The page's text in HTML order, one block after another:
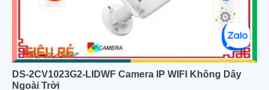
DS-2CV1023G2-LIDWF Camera IP WIFI Không Dây
Ngoài Trời